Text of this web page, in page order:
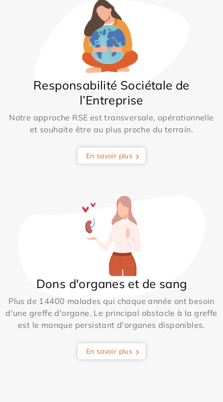
Responsabilité Sociétale de
l’Entreprise
Notre approche RSE est transversale, opérationnelle
et souhaite être au plus proche du terrain.
En savoir plus
Dons d'organes et de sang
Plus de 14400 malades qui chaque année ont besoin
d'une greffe d'organe. Le principal obstacle à la greffe
est le manque persistant d'organes disponibles.
En savoir plus